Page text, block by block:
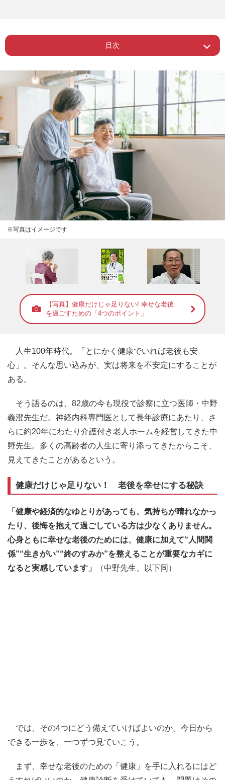
目次
Page 1
ー 健康だけじゃ足りない！ 老後を幸
せにする秘訣
Page 2
ー こじれた人間関係が介護や医療の質
を下げる
Page 3 ー 中野先生が心がけている日々の習慣
※写真はイメージです
【写真】健康だけじゃ足りない! 幸せな老後
を過ごすための「4つのポイント」
人生100年時代。「とにかく健康でいれば老後も安
心」。そんな思い込みが、実は将来を不安定にすることが
ある。
そう語るのは、82歳の今も現役で診察に立つ医師・中野
義澄先生だ。神経内科専門医として長年診療にあたり、さ
らに約20年にわたり介護付き老人ホームを経営してきた中
野先生。多くの高齢者の人生に寄り添ってきたからこそ、
見えてきたことがあるという。
健康だけじゃ足りない！ 老後を幸せにする秘訣
「健康や経済的なゆとりがあっても、気持ちが晴れなかっ
たり、後悔を抱えて過ごしている方は少なくありません。
心身ともに幸せな老後のためには、健康に加えて“人間関
係”“生きがい”“終のすみか”を整えることが重要なカギに
なると実感しています」
（中野先生、以下同）
では、その4つにどう備えていけばよいのか。今日から
できる一歩を、一つずつ見ていこう。
まず、幸せな老後のための「健康」を手に入れるにはど